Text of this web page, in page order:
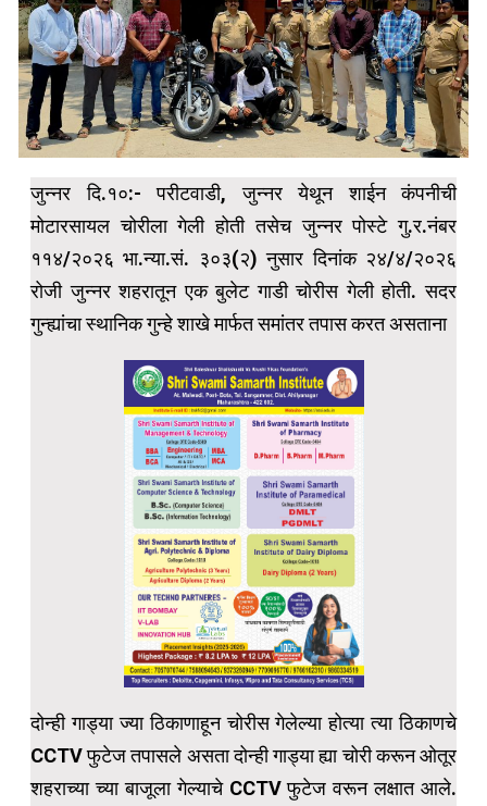
जुन्नर दि.१०:- परीटवाडी, जुन्नर येथून शाईन कंपनीची
मोटारसायल चोरीला गेली होती तसेच जुन्नर पोस्टे गु.र.नंबर
११४/२०२६ भा.न्या.सं. ३०३(२) नुसार दिनांक २४/४/२०२६
रोजी जुन्नर शहरातून एक बुलेट गाडी चोरीस गेली होती. सदर
गुन्ह्यांचा स्थानिक गुन्हे शाखे मार्फत समांतर तपास करत असताना
दोन्ही गाड्या ज्या ठिकाणाहून चोरीस गेलेल्या होत्या त्या ठिकाणचे
CCTV फुटेज तपासले असता दोन्ही गाड्या ह्या चोरी करून ओतूर
शहराच्या च्या बाजूला गेल्याचे CCTV फुटेज वरून लक्षात आले.